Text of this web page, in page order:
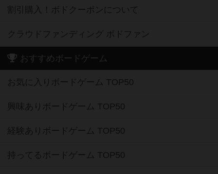
割引購入！ボドクーポンについて
クラウドファンディング ボドファン
おすすめボードゲーム
お気に入りボードゲーム TOP50
興味ありボードゲーム TOP50
経験ありボードゲーム TOP50
持ってるボードゲーム TOP50